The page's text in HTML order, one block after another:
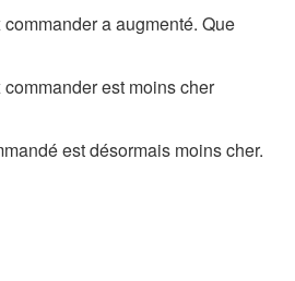
a augmenté. Que
est moins cher
est désormais moins cher.